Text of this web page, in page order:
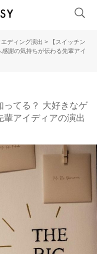
エディング演出 >
【スイッチン
謝の気持ちが伝わる先輩アイ
ってる？ 大好きなゲ
輩アイディアの演出